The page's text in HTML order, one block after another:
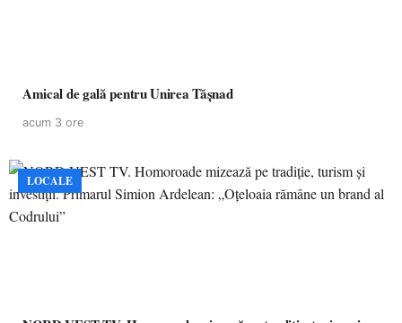
Amical de gală pentru Unirea Tășnad
acum 3 ore
LOCALE